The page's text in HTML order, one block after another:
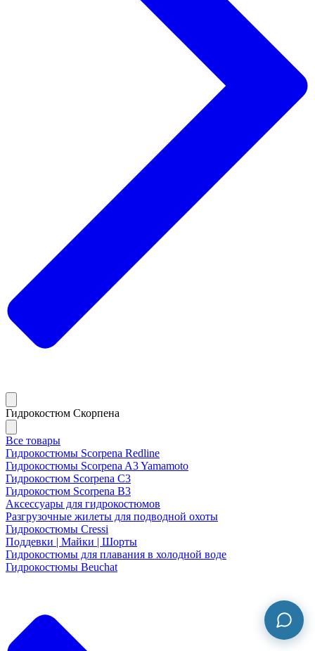
Гидрокостюм Скорпена
Все товары
Гидрокостюмы Scorpena Redline
Гидрокостюмы Scorpena A3 Yamamoto
Гидрокостюм Scorpena C3
Гидрокостюм Scorpena B3
Аксессуары для гидрокостюмов
Разгрузочные жилеты для подводной охоты
Гидрокостюмы Cressi
Поддевки | Майки | Шорты
Гидрокостюмы для плавания в холодной воде
Гидрокостюмы Beuchat